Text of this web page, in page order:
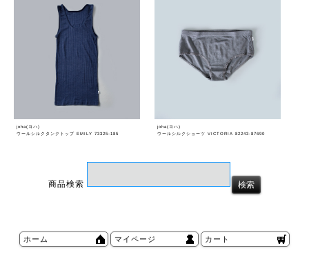
joha(ヨハ)
ウールシルクタンクトップ EMILY 73325-185
joha(ヨハ)
ウールシルクショーツ VICTORIA 82243-87690
商品検索
ホーム マイページ カート